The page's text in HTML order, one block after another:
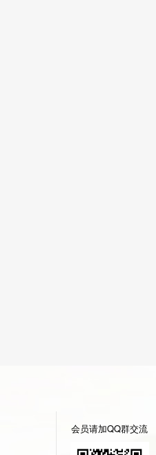
会员请加QQ群交流